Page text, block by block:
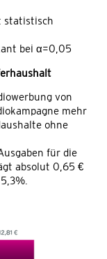
statistisch
bei α=0,05
von
mehr
ohne
für die
absolut 0,65 €